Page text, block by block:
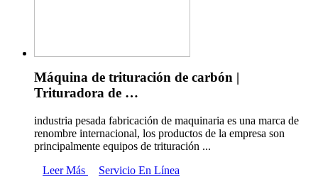
Máquina de trituración de carbón |
Trituradora de …
industria pesada fabricación de maquinaria es una marca de
renombre internacional, los productos de la empresa son
principalmente equipos de trituración ...
Leer Más
Servicio En Línea